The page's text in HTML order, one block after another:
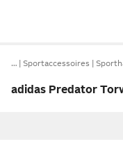
… Sportaccessoires
adidas Predator